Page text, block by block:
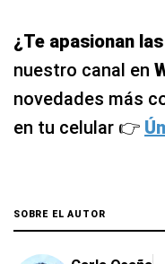
¿Te apasionan
nuestro canal en
novedades más
en tu celular 👉
SOBRE EL AUTOR